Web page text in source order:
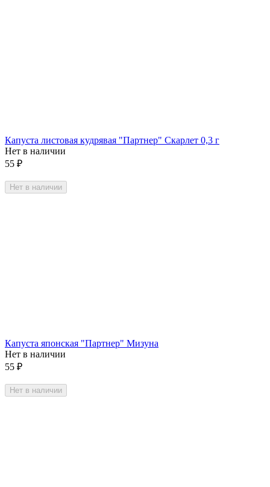
Капуста листовая кудрявая "Партнер" Скарлет 0,3 г
Нет в наличии
55 ₽
Нет в наличии
Капуста японская "Партнер" Мизуна
Нет в наличии
55 ₽
Нет в наличии